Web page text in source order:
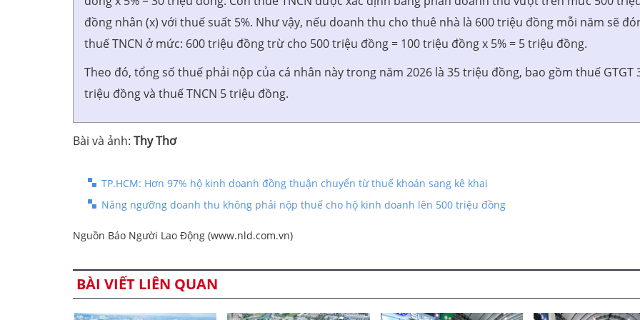
đồng nhân (x) với thuế suất 5%. Như vậy, nếu doanh thu cho thuê nhà là 600 triệu đồng mỗi năm sẽ
thuế TNCN ở mức: 600 triệu đồng trừ cho 500 triệu đồng = 100 triệu đồng x 5% = 5 triệu đồng.
Theo đó, tổng số thuế phải nộp của cá nhân này trong năm 2026 là 35 triệu đồng, bao gồm thuế GTGT
triệu đồng và thuế TNCN 5 triệu đồng.
Bài và ảnh: Thy Thơ
TP.HCM: Hơn 97% hộ kinh doanh đồng thuận chuyển từ thuế khoán sang kê khai
Nâng ngưỡng doanh thu không phải nộp thuế cho hộ kinh doanh lên 500 triệu đồng
Nguồn Báo Người Lao Động (www.nld.com.vn)
BÀI VIẾT LIÊN QUAN